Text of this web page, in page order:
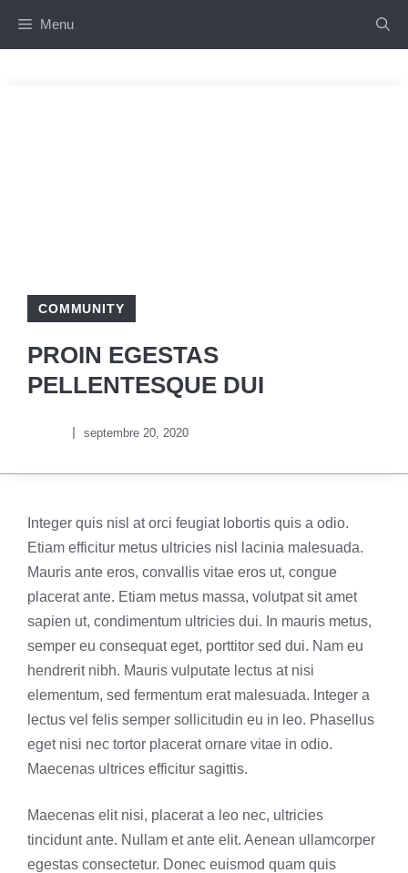
Menu
COMMUNITY
PROIN EGESTAS
PELLENTESQUE DUI
septembre 20, 2020
Integer quis nisl at orci feugiat lobortis quis a odio.
Etiam efficitur metus ultricies nisl lacinia malesuada.
Mauris ante eros, convallis vitae eros ut, congue
placerat ante. Etiam metus massa, volutpat sit amet
sapien ut, condimentum ultricies dui. In mauris metus,
semper eu consequat eget, porttitor sed dui. Nam eu
hendrerit nibh. Mauris vulputate lectus at nisi
elementum, sed fermentum erat malesuada. Integer a
lectus vel felis semper sollicitudin eu in leo. Phasellus
eget nisi nec tortor placerat ornare vitae in odio.
Maecenas ultrices efficitur sagittis.
Maecenas elit nisi, placerat a leo nec, ultricies
tincidunt ante. Nullam et ante elit. Aenean ullamcorper
egestas consectetur. Donec euismod quam quis